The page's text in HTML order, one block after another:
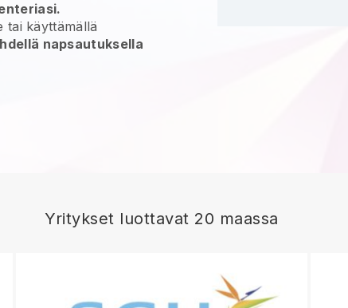
tai käyttämällä
napsautuksella
Yritykset luottavat 20 maassa